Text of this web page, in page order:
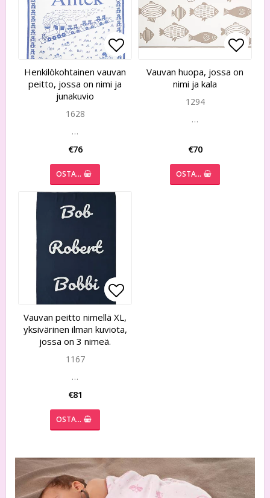
Add to list of favorites
Add to list of favorites
Henkilökohtainen vauvan
peitto, jossa on nimi ja
junakuvio
1628
…
€76
OSTA…
Add
Add
Vauvan huopa, jossa on
nimi ja kala
1294
…
€70
OSTA…
Add to list of favorites
Add to list of favorites
Vauvan peitto nimellä XL,
yksivärinen ilman kuviota,
jossa on 3 nimeä.
1167
…
€81
OSTA…